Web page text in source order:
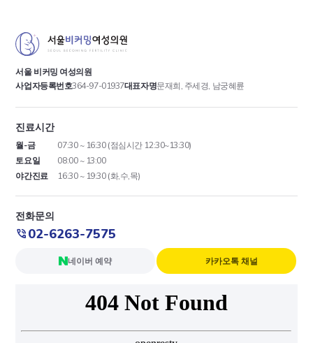
서울 비커밍 여성의원
사업자등록번호364-97-01937대표자명문재희, 주세경, 남궁혜륜
진료시간
월-금
07:30 ~ 16:30 (점심시간 12:30~13:30)
토요일
08:00 ~ 13:00
야간진료
16:30 ~ 19:30 (화,수,목)
전화문의
02-6263-7575
네이버 예약 카카오톡 채널